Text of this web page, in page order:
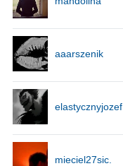
aaarszenik
elastycznyjozef
mieciel27sic.